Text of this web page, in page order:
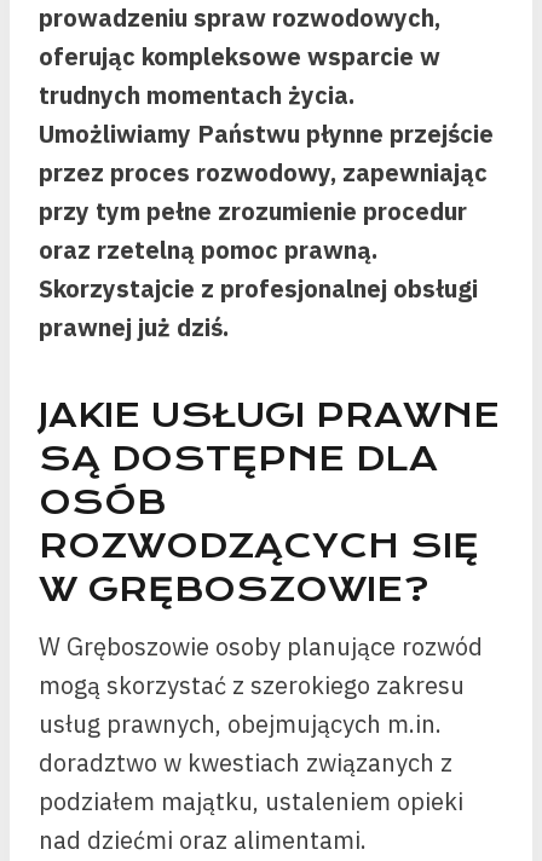
prowadzeniu spraw rozwodowych,
oferując kompleksowe wsparcie w
trudnych momentach życia.
Umożliwiamy Państwu płynne przejście
przez proces rozwodowy, zapewniając
przy tym pełne zrozumienie procedur
oraz rzetelną pomoc prawną.
Skorzystajcie z profesjonalnej obsługi
prawnej już dziś.
JAKIE USŁUGI PRAWNE
SĄ DOSTĘPNE DLA
OSÓB
ROZWODZĄCYCH SIĘ
W GRĘBOSZOWIE?
W Gręboszowie osoby planujące rozwód
mogą skorzystać z szerokiego zakresu
usług prawnych, obejmujących m.in.
doradztwo w kwestiach związanych z
podziałem majątku, ustaleniem opieki
nad dziećmi oraz alimentami.